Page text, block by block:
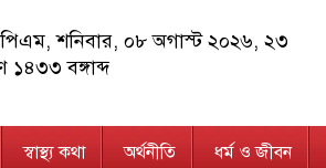
, শনিবার, ০৮ অগাস্ট ২০২৬, ২৩
১৪৩৩ বঙ্গাব্দ
স্বাস্থ্য কথা অর্থনীতি ধর্ম ও জীবন